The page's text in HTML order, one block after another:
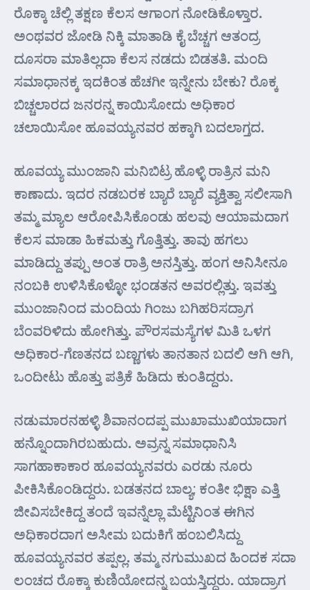
ರೊಕ್ಕಾ ಚೆಲ್ಲಿ ತಕ್ಷಣ ಕೆಲಸ ಆಗಾಂಗ ನೋಡಿಕೊಳ್ತಾರ.
ಅಂಥವರ ಜೋಡಿ ನಿಕ್ಕಿ ಮಾತಾಡಿ ಕೈ ಬೆಚ್ಚಗ ಆತಂದ್ರ
ದೂಸರಾ ಮಾತಿಲ್ಲದಾ ಕೆಲಸ ನಡದು ಬಿಡತತಿ. ಮಂದಿ
ಸಮಾಧಾನಕ್ಕ ಇದಕಿಂತ ಹೆಚಗೀ ಇನ್ನೇನು ಬೇಕು? ರೊಕ್ಕ
ಬಿಚ್ಚಲಾರದ ಜನರನ್ನ ಕಾಯಿಸೋದು ಅಧಿಕಾರ
ಚಲಾಯಿಸೋ ಹೂವಯ್ಯನವರ ಹಕ್ಕಾಗಿ ಬದಲಾಗ್ತದ.
ಹೂವಯ್ಯ ಮುಂಜಾನಿ ಮನಿಬಿಟ್ರ ಹೊಳ್ಳಿ ರಾತ್ರಿನ ಮನಿ
ಕಾಣಾದು. ಇದರ ನಡಬರಕ ಬ್ಯಾರೆ ಬ್ಯಾರೆ ವ್ಯಕ್ತಿತ್ವಾ ಸಲೀಸಾಗಿ
ತಮ್ಮ ಮ್ಯಾಲ ಆರೋಪಿಸಿಕೊಂಡು ಹಲವು ಆಯಾಮದಾಗ
ಕೆಲಸ ಮಾಡಾ ಹಿಕಮತ್ತು ಗೊತ್ತಿತ್ತು. ತಾವು ಹಗಲು
ಮಾಡಿದ್ದು ತಪ್ಪು ಅಂತ ರಾತ್ರಿ ಅನಸ್ತಿತ್ತು. ಹಂಗ ಅನಿಸೀನೂ
ನಂಬಕಿ ಉಳಿಸಿಕೊಳ್ಳೋ ಭಂಡತನ ಅವರಲ್ಲಿತ್ತು. ಇವತ್ತು
ಮುಂಜಾನಿಂದ ಮಂದಿಯ ಗಿಂಜು ಬಗಿಹರಿಸದ್ರಾಗ
ಬೆಂವರಿಳಿದು ಹೋಗಿತ್ತು. ಪೌರಸಮಸ್ಯೆಗಳ ಮಿತಿ ಒಳಗ
ಅಧಿಕಾರ-ಗೆಣತನದ ಬಣ್ಣಗಳು ತಾನತಾನ ಬದಲಿ ಆಗಿ ಆಗಿ,
ಒಂದೀಟು ಹೊತ್ತು ಪತ್ರಿಕೆ ಹಿಡಿದು ಕುಂತಿದ್ದರು.
ನಡುಮಾರನಹಳ್ಳಿ ಶಿವಾನಂದಪ್ಪ ಮುಖಾಮುಖಿಯಾದಾಗ
ಹನ್ನೊಂದಾಗಿರಬಹುದು. ಅವ್ರನ್ನ ಸಮಾಧಾನಿಸಿ
ಸಾಗಹಾಕಾಕಾರ ಹೂವಯ್ಯನವರು ಎರಡು ನೂರು
ಪೀಕಿಸಿಕೊಂಡಿದ್ದರು. ಬಡತನದ ಬಾಲ್ಯ; ಕಂತೀ ಭಿಕ್ಷಾ ಎತ್ತಿ
ಜೀವಿಸಬೇಕಿದ್ದ ತಂದೆ ಇವನ್ನೆಲ್ಲಾ ಮೆಟ್ಟಿನಿಂತ ಈಗಿನ
ಅಧಿಕಾರದಾಗ ಅಸೀಮ ಬದುಕಿಗೆ ಹಂಬಲಿಸಿದ್ದು
ಹೂವಯ್ಯನವರ ತಪ್ಪಲ್ಲ. ತಮ್ಮ ನಗುಮುಖದ ಹಿಂದಕ ಸದಾ
ಲಂಚದ ರೊಕ್ಕಾ ಕುಣಿಯೋದನ್ನ ಬಯಸ್ತಿದ್ದರು. ಯಾದ್ರಾಗ